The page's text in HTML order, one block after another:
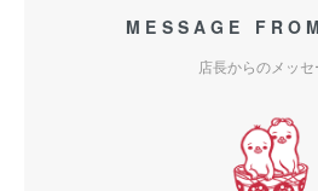
MESSAGE
店長からのメッセ